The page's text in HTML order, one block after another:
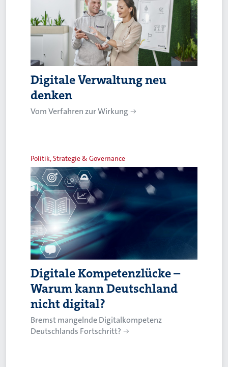
Digitale Verwaltung neu
denken
Vom Verfahren zur Wirkung
Politik, Strategie & Governance
Digitale Kompetenzlücke –
Warum kann Deutschland
nicht digital?
Bremst mangelnde Digitalkompetenz
Deutschlands Fortschritt?